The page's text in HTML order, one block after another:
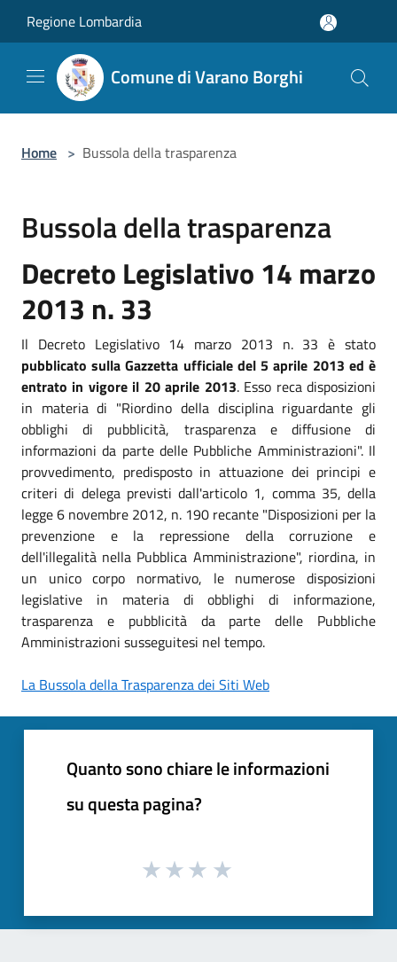
Regione Lombardia
Comune di Varano Borghi
Home > Bussola della trasparenza
Bussola della trasparenza
Decreto Legislativo 14 marzo
2013 n. 33
Il Decreto Legislativo 14 marzo 2013 n. 33 è stato
pubblicato sulla Gazzetta ufficiale del 5 aprile 2013 ed è
entrato in vigore il 20 aprile 2013. Esso reca disposizioni
in materia di "Riordino della disciplina riguardante gli
obblighi di pubblicità, trasparenza e diffusione di
informazioni da parte delle Pubbliche Amministrazioni". Il
provvedimento, predisposto in attuazione dei principi e
criteri di delega previsti dall'articolo 1, comma 35, della
legge 6 novembre 2012, n. 190 recante "Disposizioni per la
prevenzione e la repressione della corruzione e
dell'illegalità nella Pubblica Amministrazione", riordina, in
un unico corpo normativo, le numerose disposizioni
legislative in materia di obblighi di informazione,
trasparenza e pubblicità da parte delle Pubbliche
Amministrazioni susseguitesi nel tempo.
La Bussola della Trasparenza dei Siti Web
Quanto sono chiare le informazioni
su questa pagina?